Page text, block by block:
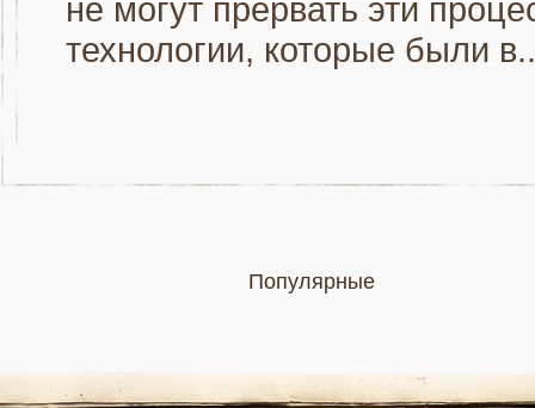
не могут прервать эти
технологии, которые были
Популярные